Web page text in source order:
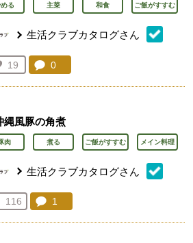
る 主菜 和食 ご飯がすすむ
生活クラブカタログさん
お気に入り登録：
19
人が登録
コメント：
0
縄風豚の角煮
肉 煮る ご飯がすすむ メイン料理
生活クラブカタログさん
お気に入り登録：
116
人が登録
コメント：
1